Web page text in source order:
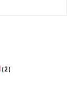
(2)